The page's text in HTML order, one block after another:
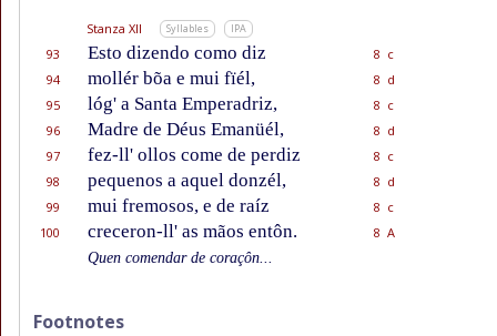
Stanza XII Syllables IPA
93 Esto dizendo como diz
8 c
94
mollér bõa e mui fïél,
8 d
95
lóg' a Santa Emperadriz,
8 c
96
Madre de Déus Emanüél,
8 d
97
fez-ll' ollos come de perdiz
8 c
98
pequenos a aquel donzél,
8 d
99
mui fremosos, e de raíz
8 c
100
creceron-ll' as mãos entôn.
8 A
Quen comendar de coraçôn...
Footnotes